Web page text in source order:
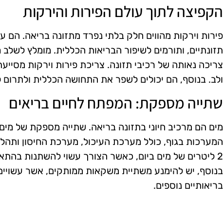
הקפיצה לתוך עולם הפירות והירקות
פירות וירקות מהווים חלק בלתי נפרד מתזונה בריאה. הם
תזונתיים, ותורמים לשיפור הבריאות הכללית. מומלץ
צריכה נאותה של רכיבי תזונה. צריכת פירות וירקות
ולב. בנוסף, הם יכולים לשפר את התחושה הכללית ולתרום
שתייה מספקת: המפתח לחיים בריאים
מים הם מרכיב חיוני בתזונה בריאה. שתייה מספקת של
המערכות בגוף, כולל מערכת העיכול, מערכת החיסון
2 ליטרים של מים ביום, כאשר הצורך עשוי להשתנות
בנוסף, יש להימנע משתיית משקאות ממותקים, אשר
בריאותיים נוספים.